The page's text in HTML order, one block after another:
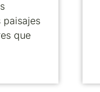
paisajes
que